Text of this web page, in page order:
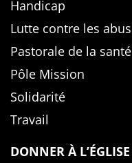
Handicap
Lutte contre les abus
Pastorale de la santé
Pôle Mission
Solidarité
Travail
DONNER À L’ÉGLISE